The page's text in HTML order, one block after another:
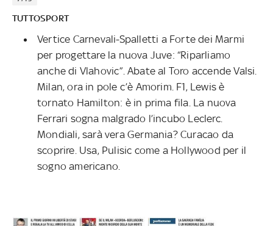
TUTTOSPORT
Vertice Carnevali-Spalletti a Forte dei Marmi
per progettare la nuova Juve: “Riparliamo
anche di Vlahovic”. Abate al Toro accende Valsi.
Milan, ora in pole c’è Amorim. F1, Lewis è
tornato Hamilton: è in prima fila. La nuova
Ferrari sogna malgrado l’incubo Leclerc.
Mondiali, sarà vera Germania? Curacao da
scoprire. Usa, Pulisic come a Hollywood per il
sogno americano.